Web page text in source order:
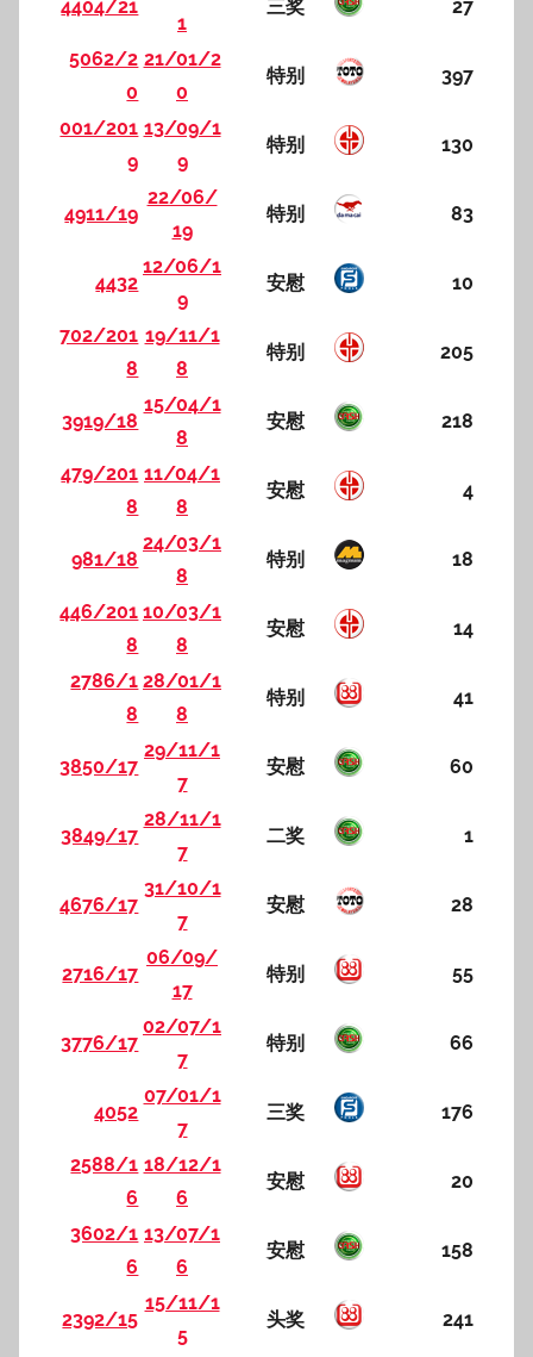
4404/21
1
三奖 27
5062/2
0
21/01/2
0
特别 397
001/201
9
13/09/1
9
特别 130
4911/19
22/06/
19
特别 83
4432
12/06/1
9
安慰 10
702/201
8
19/11/1
8
特别 205
3919/18
15/04/1
8
安慰 218
479/201
8
11/04/1
8
安慰 4
981/18
24/03/1
8
特别 18
446/201
8
10/03/1
8
安慰 14
2786/1
8
28/01/1
8
特别 41
3850/17
29/11/1
7
安慰 60
3849/17
28/11/1
7
二奖 1
4676/17
31/10/1
7
安慰 28
2716/17
06/09/
17
特别 55
3776/17
02/07/1
7
特别 66
4052
07/01/1
7
三奖 176
2588/1
6
18/12/1
6
安慰 20
3602/1
6
13/07/1
6
安慰 158
2392/15
15/11/1
5
头奖 241